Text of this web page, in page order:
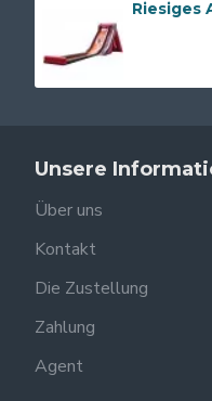
Riesiges
Unsere
Über uns
Kontakt
Die Zustellung
Zahlung
Agent